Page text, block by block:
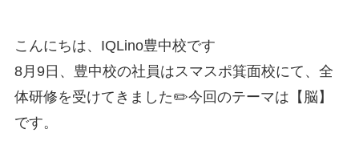
こんにちは、IQLino豊中校です
8月9日、豊中校の社員はスマスポ箕面校にて、全
体研修を受けてきました✏️今回のテーマは【脳】
です。